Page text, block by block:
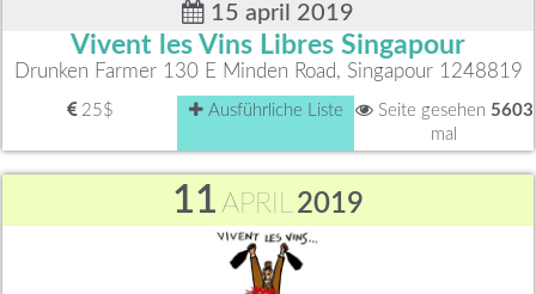
15 april 2019
Vivent les Vins Libres Singapour
Drunken Farmer 130 E Minden Road, Singapour 1248819
25$ Ausführliche Liste Seite gesehen 5603
mal
11 APRIL2019